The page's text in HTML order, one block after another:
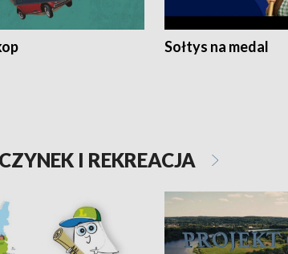
Sołtys na medal
I REKREACJA